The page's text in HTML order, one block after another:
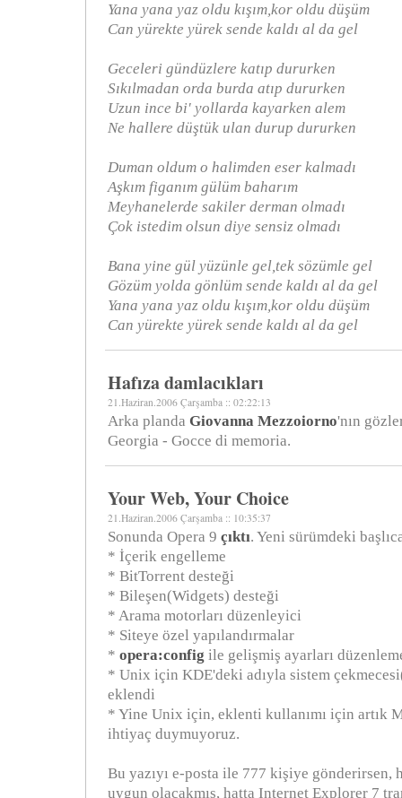
Yana yana yaz oldu kışım,kor oldu düşüm
Can yürekte yürek sende kaldı al da gel
Geceleri gündüzlere katıp dururken
Sıkılmadan orda burda atıp dururken
Uzun ince bi' yollarda kayarken alem
Ne hallere düştük ulan durup dururken
Duman oldum o halimden eser kalmadı
Aşkım figanım gülüm baharım
Meyhanelerde sakiler derman olmadı
Çok istedim olsun diye sensiz olmadı
Bana yine gül yüzünle gel,tek sözümle gel
Gözüm yolda gönlüm sende kaldı al da gel
Yana yana yaz oldu kışım,kor oldu düşüm
Can yürekte yürek sende kaldı al da gel
Hafıza damlacıkları
21.Haziran.2006 Çarşamba :: 02:22:13
Arka planda Giovanna Mezzoiorno'nın
Georgia - Gocce di memoria.
Your Web, Your Choice
21.Haziran.2006 Çarşamba :: 10:35:37
Sonunda Opera 9 çıktı. Yeni sürümdeki
* İçerik engelleme
* BitTorrent desteği
* Bileşen(Widgets) desteği
* Arama motorları düzenleyici
* Siteye özel yapılandırmalar
* opera:config ile gelişmiş ayarları
* Unix için KDE'deki adıyla sistem
eklendi
* Yine Unix için, eklenti kullanımı için artık
ihtiyaç duymuyoruz.
Bu yazıyı e-posta ile 777 kişiye gönderirsen,
uygun olacakmış, hatta Internet Explorer 7